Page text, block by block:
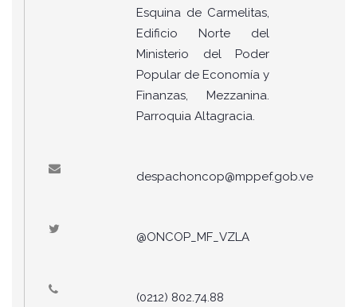
Esquina de Carmelitas,
Edificio Norte del
Ministerio del Poder
Popular de Economía y
Finanzas, Mezzanina.
Parroquia Altagracia.
despachoncop@mppef.gob.ve
@ONCOP_MF_VZLA
(0212) 802.74.88